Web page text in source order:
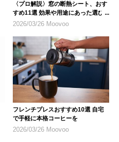
〈プロ解説〉窓の断熱シート、おす
すめ11選 効果や用途にあった選び
方も紹介
2026/03/26 Moovoo
フレンチプレスおすすめ10選 自宅
で手軽に本格コーヒーを
2026/03/26 Moovoo